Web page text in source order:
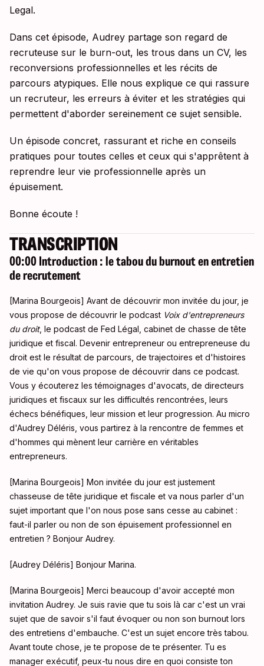
Legal.
Dans cet épisode, Audrey partage son regard de
recruteuse sur le burn-out, les trous dans un CV, les
reconversions professionnelles et les récits de
parcours atypiques. Elle nous explique ce qui rassure
un recruteur, les erreurs à éviter et les stratégies qui
permettent d'aborder sereinement ce sujet sensible.
Un épisode concret, rassurant et riche en conseils
pratiques pour toutes celles et ceux qui s'apprêtent à
reprendre leur vie professionnelle après un
épuisement.
Bonne écoute !
TRANSCRIPTION
00:00 Introduction : le tabou du burnout en entretien
de recrutement
[Marina Bourgeois] Avant de découvrir mon invitée du jour, je
vous propose de découvrir le podcast Voix d'entrepreneurs
du droit, le podcast de Fed Légal, cabinet de chasse de tête
juridique et fiscal. Devenir entrepreneur ou entrepreneuse du
droit est le résultat de parcours, de trajectoires et d'histoires
de vie qu'on vous propose de découvrir dans ce podcast.
Vous y écouterez les témoignages d'avocats, de directeurs
juridiques et fiscaux sur les difficultés rencontrées, leurs
échecs bénéfiques, leur mission et leur progression. Au micro
d'Audrey Déléris, vous partirez à la rencontre de femmes et
d'hommes qui mènent leur carrière en véritables
entrepreneurs.
[Marina Bourgeois] Mon invitée du jour est justement
chasseuse de tête juridique et fiscale et va nous parler d'un
sujet important que l'on nous pose sans cesse au cabinet :
faut-il parler ou non de son épuisement professionnel en
entretien ? Bonjour Audrey.
[Audrey Déléris] Bonjour Marina.
[Marina Bourgeois] Merci beaucoup d'avoir accepté mon
invitation Audrey. Je suis ravie que tu sois là car c'est un vrai
sujet que de savoir s'il faut évoquer ou non son burnout lors
des entretiens d'embauche. C'est un sujet encore très tabou.
Avant toute chose, je te propose de te présenter. Tu es
manager exécutif, peux-tu nous dire en quoi consiste ton